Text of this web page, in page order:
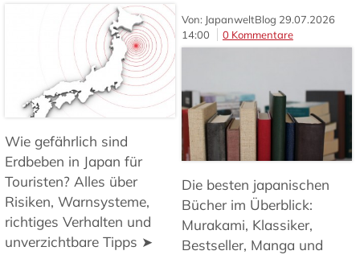
Wie gefährlich sind
Erdbeben in Japan für
Touristen? Alles über
Risiken, Warnsysteme,
richtiges Verhalten und
unverzichtbare Tipps ➤
Von: JapanweltBlog 29.07.2026
14:00
0 Kommentare
Die besten japanischen
Bücher im Überblick:
Murakami, Klassiker,
Bestseller, Manga und